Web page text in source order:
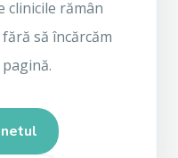
clinicile rămân
să încărcăm